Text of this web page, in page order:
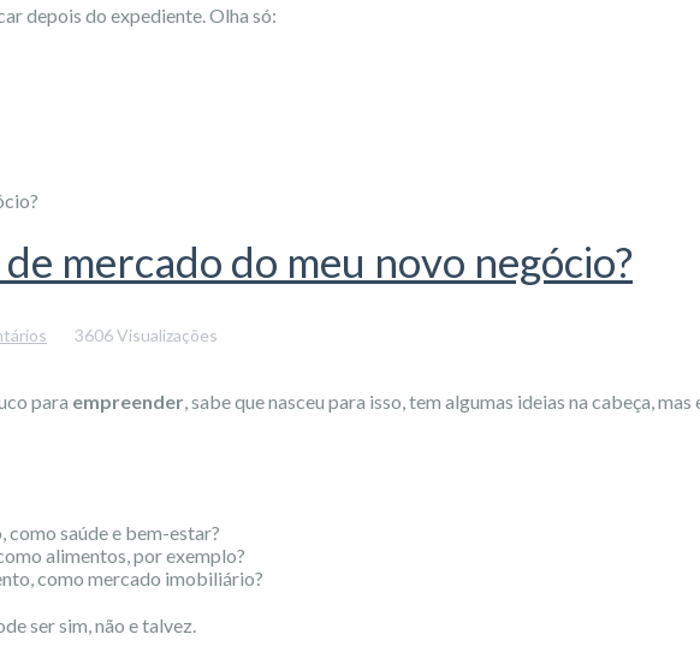
depois do expediente. Olha só:
mercado do meu novo negócio?
3606 Visualizações
para empreender, sabe que nasceu para isso, tem algumas ideias na cabeça,
como saúde e bem-estar?
alimentos, por exemplo?
como mercado imobiliário?
ser sim, não e talvez.